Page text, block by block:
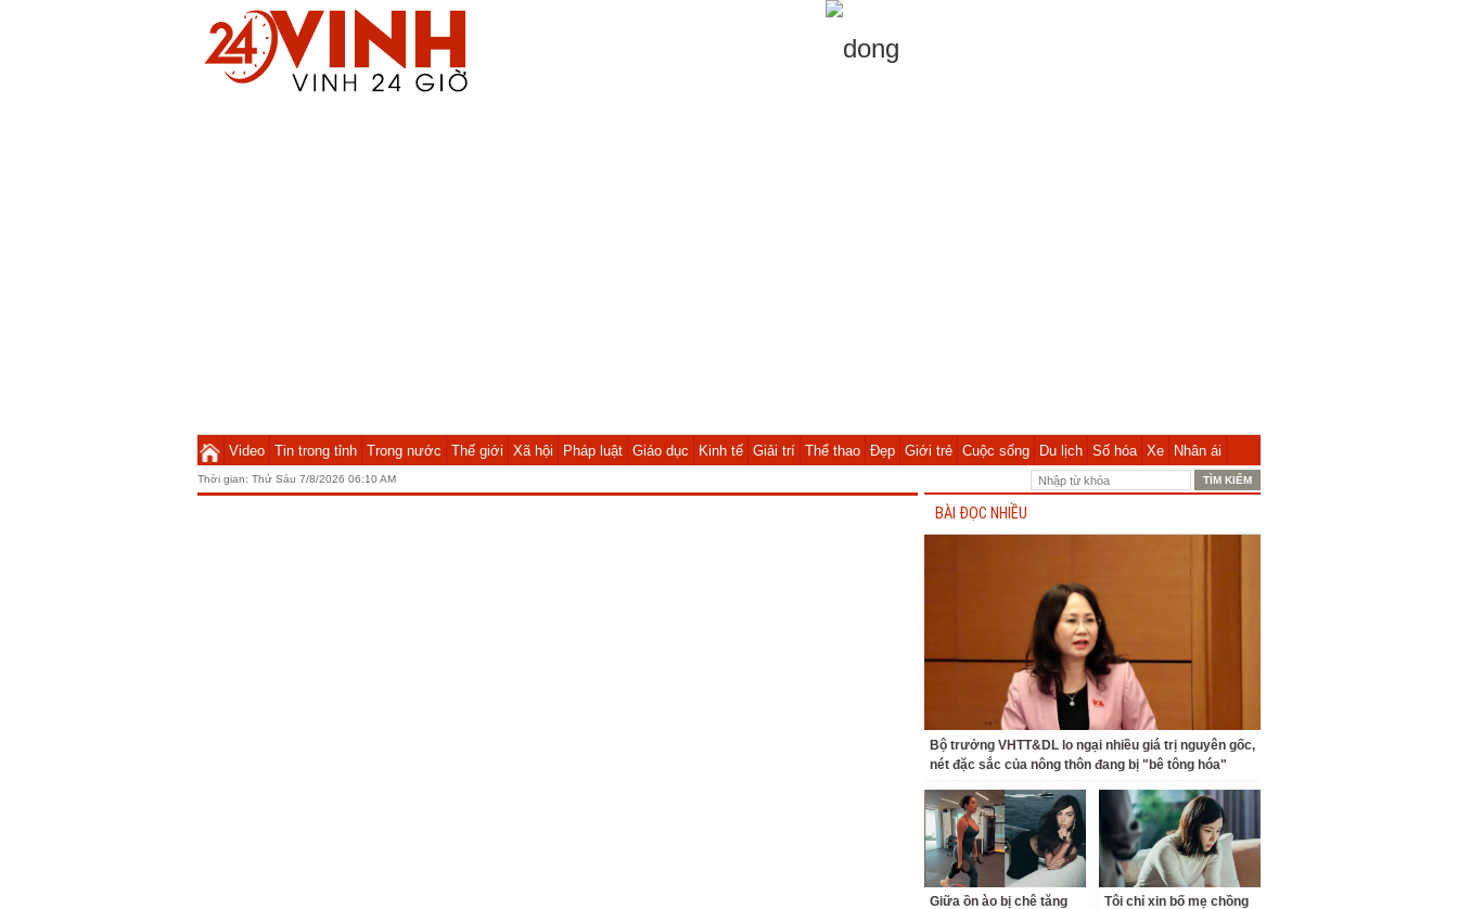
Video Tin trong tỉnh Trong nước Thế giới Xã hội Pháp luật Giáo dục Kinh tế Giải trí Thể thao Đẹp Giới trẻ Cuộc sống Du lịch Số hóa Xe Nhân ái
Thời gian: Thứ Sáu 7/8/2026 06:10 AM
BÀI ĐỌC NHIỀU
Bộ trưởng VHTT&DL lo ngại nhiều giá trị nguyên gốc,
nét đặc sắc của nông thôn đang bị "bê tông hóa"
Giữa ồn ào bị chê tăng
Tôi chỉ xin bố mẹ chồng